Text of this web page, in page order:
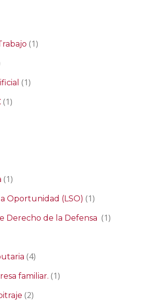
(1)
(1)
(1)
(1)
Oportunidad (LSO) (1)
Derecho de la Defensa (1)
(4)
familiar. (1)
(2)